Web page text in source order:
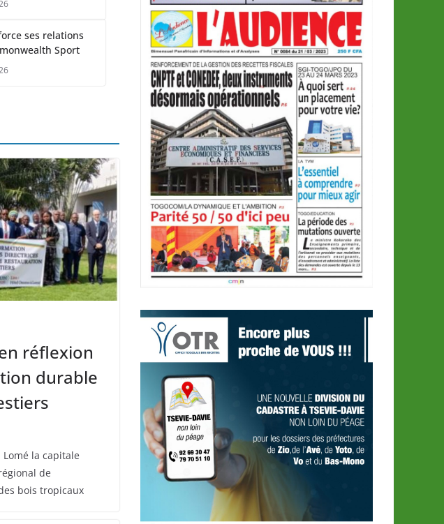
ses relations
Sport
réflexion
durable
la capitale
de
bois tropicaux